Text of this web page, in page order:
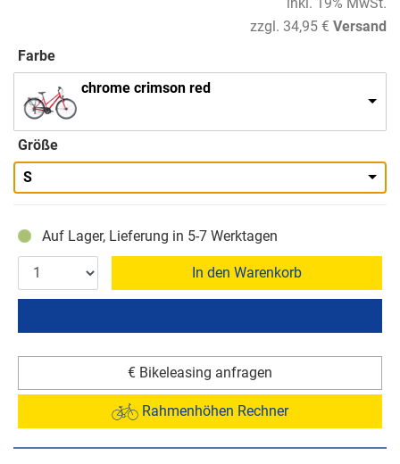
zzgl. 34,95 € Versand
Farbe
chrome crimson red
Größe
S
Auf Lager, Lieferung in 5-7 Werktagen
In den Warenkorb
€ Bikeleasing anfragen
Rahmenhöhen Rechner